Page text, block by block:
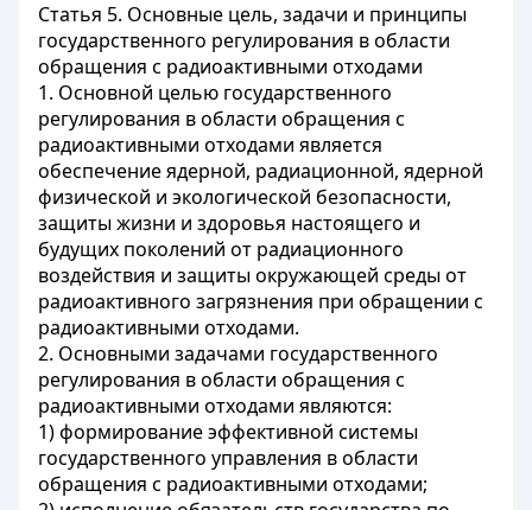
Статья 5. Основные цель, задачи и принципы
государственного регулирования в области
обращения с радиоактивными отходами
1. Основной целью государственного
регулирования в области обращения с
радиоактивными отходами является
обеспечение ядерной, радиационной, ядерной
физической и экологической безопасности,
защиты жизни и здоровья настоящего и
будущих поколений от радиационного
воздействия и защиты окружающей среды от
радиоактивного загрязнения при обращении с
радиоактивными отходами.
2. Основными задачами государственного
регулирования в области обращения с
радиоактивными отходами являются:
1) формирование эффективной системы
государственного управления в области
обращения с радиоактивными отходами;